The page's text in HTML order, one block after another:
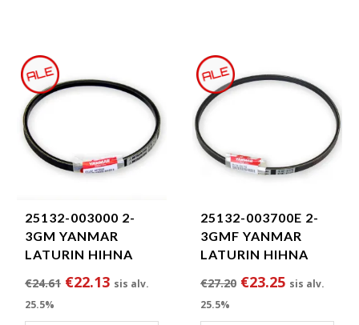
25132-003000 2-
3GM YANMAR
LATURIN HIHNA
€24.61 Alkuperäinen hinta oli: €24.61.
€22.13Nykyinen hinta on: €22.13.
sis alv.
25.5%
25132-003700E 2-
3GMF YANMAR
LATURIN HIHNA
€27.20 Alkuperäinen
€23.25Nykyinen
sis alv.
25.5%